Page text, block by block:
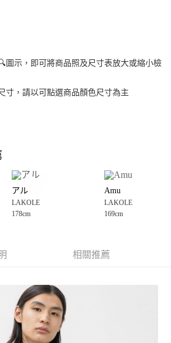
，台灣大哥大用戶可立即使用無須另外申請。
分期」，訂單成立後會自動跳轉到大哥付的交易
及費用金額請依後續交易確認頁面所載為準。
前往確認交易或遇審核未通過，訂單將自動取
，「大哥付你分期」於每月結算日後寄送繳費提
，可選擇「超商條碼／台灣大直營門市／銀行轉
」等通路繳費。
務後，再付款。
流程】
先享後付」後，將跳轉至「AFTEE先享後付」
確認金額後，即可完成結帳。
收到繳費通知簡訊。
含以上)免運費
含以上)免運費
圖示，即可將商品照及尺寸表放大或縮小檢
寸，請以可點選商品顏色尺寸為主
アル
LAKOLE
178cm
Amu
LAKOLE
169cm
相關推薦